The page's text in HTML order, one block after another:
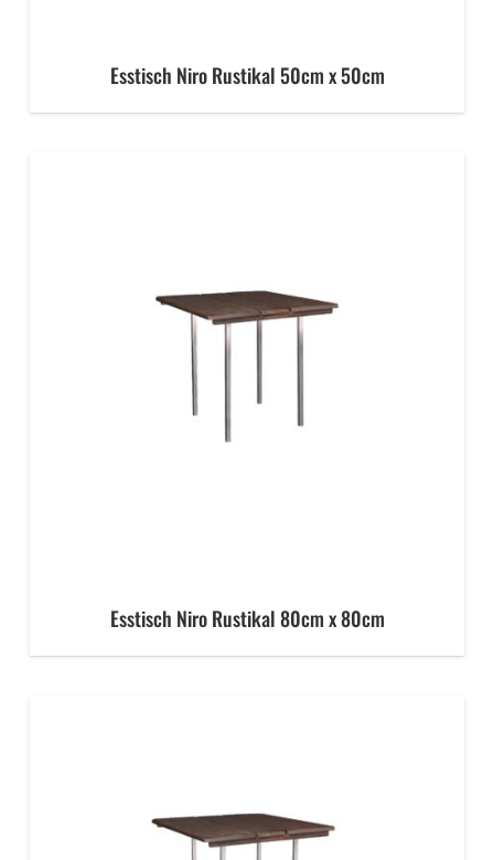
Esstisch Niro Rustikal 50cm x 50cm
Esstisch Niro Rustikal 80cm x 80cm